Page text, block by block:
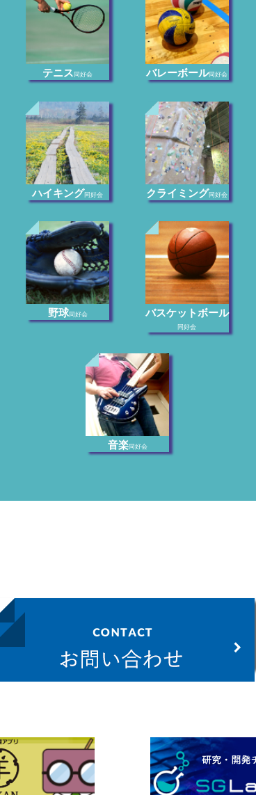
テニス 同好会 バレーボール同好会
ハイキング 同好会 クライミング同好会
野球同好会 バスケットボール
同好会
音楽同好会